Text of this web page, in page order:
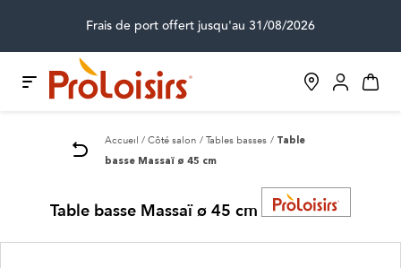
Frais de port offert jusqu'au 31/08/2026
Accueil Côté salon Tables basses Table
basse Massaï ø 45 cm
Table basse Massaï ø 45 cm